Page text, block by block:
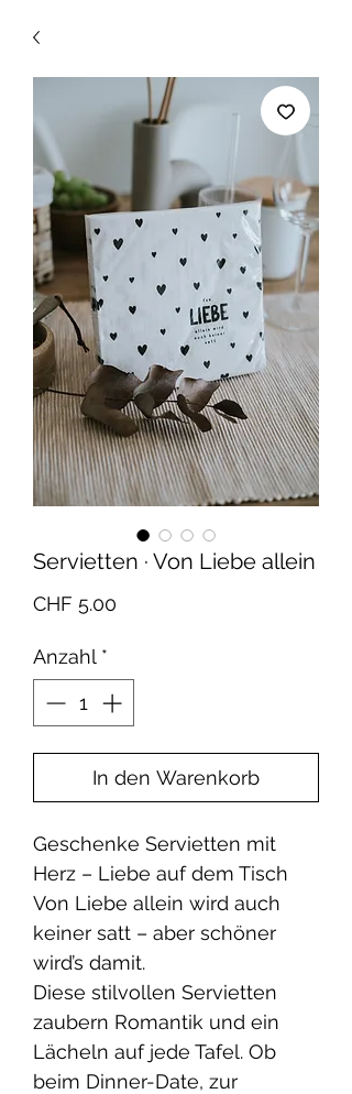
Servietten · Von Liebe allein
CHF 5.00
Anzahl *
In den Warenkorb
Geschenke Servietten mit
Herz – Liebe auf dem Tisch
Von Liebe allein wird auch
keiner satt – aber schöner
wird’s damit.
Diese stilvollen Servietten
zaubern Romantik und ein
Lächeln auf jede Tafel. Ob
beim Dinner-Date, zur